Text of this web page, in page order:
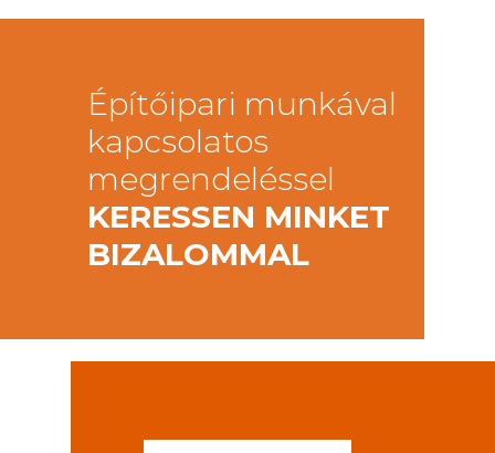
Építőipari munkával
kapcsolatos
megrendeléssel
KERESSEN MINKET
BIZALOMMAL